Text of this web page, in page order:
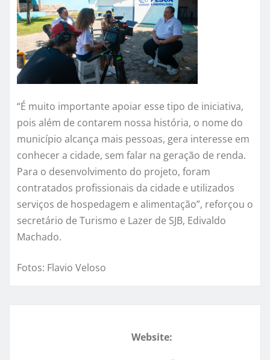
“É muito importante apoiar esse tipo de iniciativa,
pois além de contarem nossa história, o nome do
município alcança mais pessoas, gera interesse em
conhecer a cidade, sem falar na geração de renda.
Para o desenvolvimento do projeto, foram
contratados profissionais da cidade e utilizados
serviços de hospedagem e alimentação”, reforçou o
secretário de Turismo e Lazer de SJB, Edivaldo
Machado.
Fotos: Flavio Veloso
Website: